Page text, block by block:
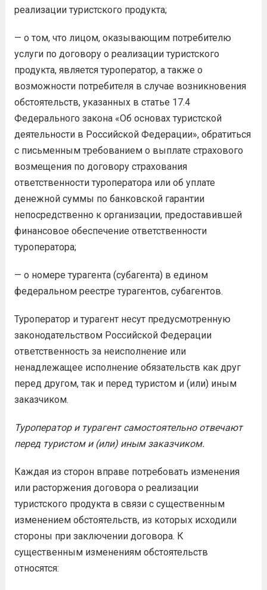
реализации туристского продукта;
— о том, что лицом, оказывающим потребителю
услуги по договору о реализации туристского
продукта, является туроператор, а также о
возможности потребителя в случае возникновения
обстоятельств, указанных в статье 17.4
Федерального закона «Об основах туристской
деятельности в Российской Федерации», обратиться
с письменным требованием о выплате страхового
возмещения по договору страхования
ответственности туроператора или об уплате
денежной суммы по банковской гарантии
непосредственно к организации, предоставившей
финансовое обеспечение ответственности
туроператора;
— о номере турагента (субагента) в едином
федеральном реестре турагентов, субагентов.
Туроператор и турагент несут предусмотренную
законодательством Российской Федерации
ответственность за неисполнение или
ненадлежащее исполнение обязательств как друг
перед другом, так и перед туристом и (или) иным
заказчиком.
Туроператор и турагентсамостоятельно отвечают
перед туристом и (или) иным заказчиком.
Каждая из сторон вправе потребовать изменения
или расторжения договора о реализации
туристского продукта в связи с существенным
изменением обстоятельств, из которых исходили
стороны при заключении договора. К
существенным изменениям обстоятельств
относятся: